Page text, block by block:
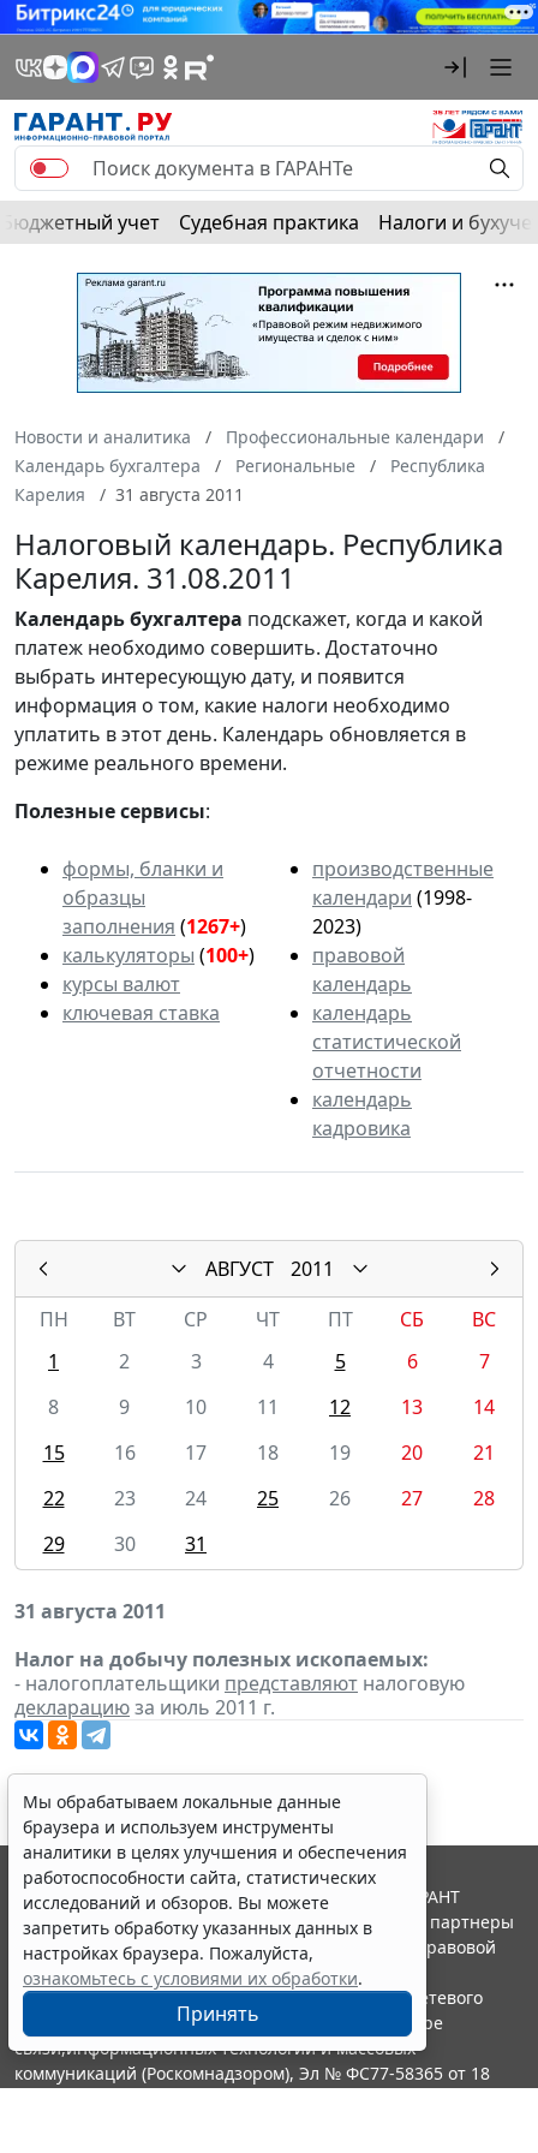
Бюджетный учет Судебная практика Налоги и
Новости и аналитика
Профессиональные календари
Календарь бухгалтера
Региональные
Республика
Карелия
31 августа 2011
Налоговый календарь. Республика
Карелия. 31.08.2011
Календарьбухгалтера подскажет, когда и какой
платеж необходимо совершить. Достаточно
выбрать интересующую дату, и появится
информация о том, какие налоги необходимо
уплатить в этот день. Календарь обновляется в
режиме реального времени.
Полезные сервисы:
формы, бланки и
образцы
заполнения (1267+)
калькуляторы (100+)
курсы валют
ключевая ставка
производственные
календари (1998-
2023)
правовой
календарь
календарь
статистической
отчетности
календарь
кадровика
АВГУСТ
2011
ПН
ВТ СР ЧТ ПТ СБ
ВС
1
2 3 4 5 6
7
8
9 10 11 12 13
14
15
16 17 18 19 20
21
22
23 24 25 26 27
28
29
30 31
31 августа 2011
Налог на добычу полезных ископаемых:
- налогоплательщики представляют налоговую
декларациюза июль 2011 г.
Мы обрабатываем локальные данные
браузера и используем инструменты
аналитики в целях улучшения и обеспечения
работоспособности сайта, статистических
исследований и обзоров. Вы можете
запретить обработку указанных данных в
настройках браузера. Пожалуйста,
ознакомьтесь с условиями их обработки.
Принять
© ООО "НПП "ГАРАНТ-СЕРВИС", 2026. Система ГАРАНТ
выпускается с 1990 года. Компания "Гарант" и ее партнеры
являются участниками Российской ассоциации правовой
информации ГАРАНТ.
Портал ГАРАНТ.РУ зарегистрирован в качестве сетевого
издания Федеральной службой по надзору в сфере
связи,информационных технологий и массовых
коммуникаций (Роскомнадзором), Эл № ФС77-58365 от 18